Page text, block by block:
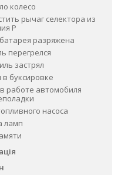
колесо
рычаг селектора из
Р
разряжена
перегрелся
застрял
в буксировке
работе автомобиля
насоса
ламп